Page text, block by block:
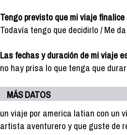
Tengo previsto que mi viaje finalice
Todavía tengo que decidirlo / Me
Las fechas y duración de mi viaje
no hay prisa lo que tenga que durar
MÁS DATOS
un viaje por america latian con un
artista aventurero y que guste de